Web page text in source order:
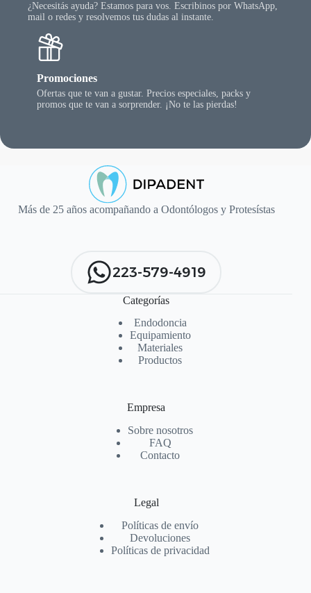
¿Necesitás ayuda? Estamos para vos. Escribinos por WhatsApp,
mail o redes y resolvemos tus dudas al instante.
Promociones
Ofertas que te van a gustar. Precios especiales, packs y
promos que te van a sorprender. ¡No te las pierdas!
Más de 25 años acompañando a Odontólogos y Protesístas
223-579-4919
Categorías
Endodoncia
Equipamiento
Materiales
Productos
Empresa
Sobre nosotros
FAQ
Contacto
Legal
Políticas de envío
Devoluciones
Políticas de privacidad